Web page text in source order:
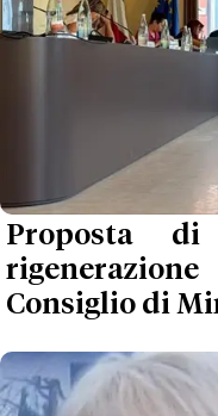
Proposta
Consiglio di